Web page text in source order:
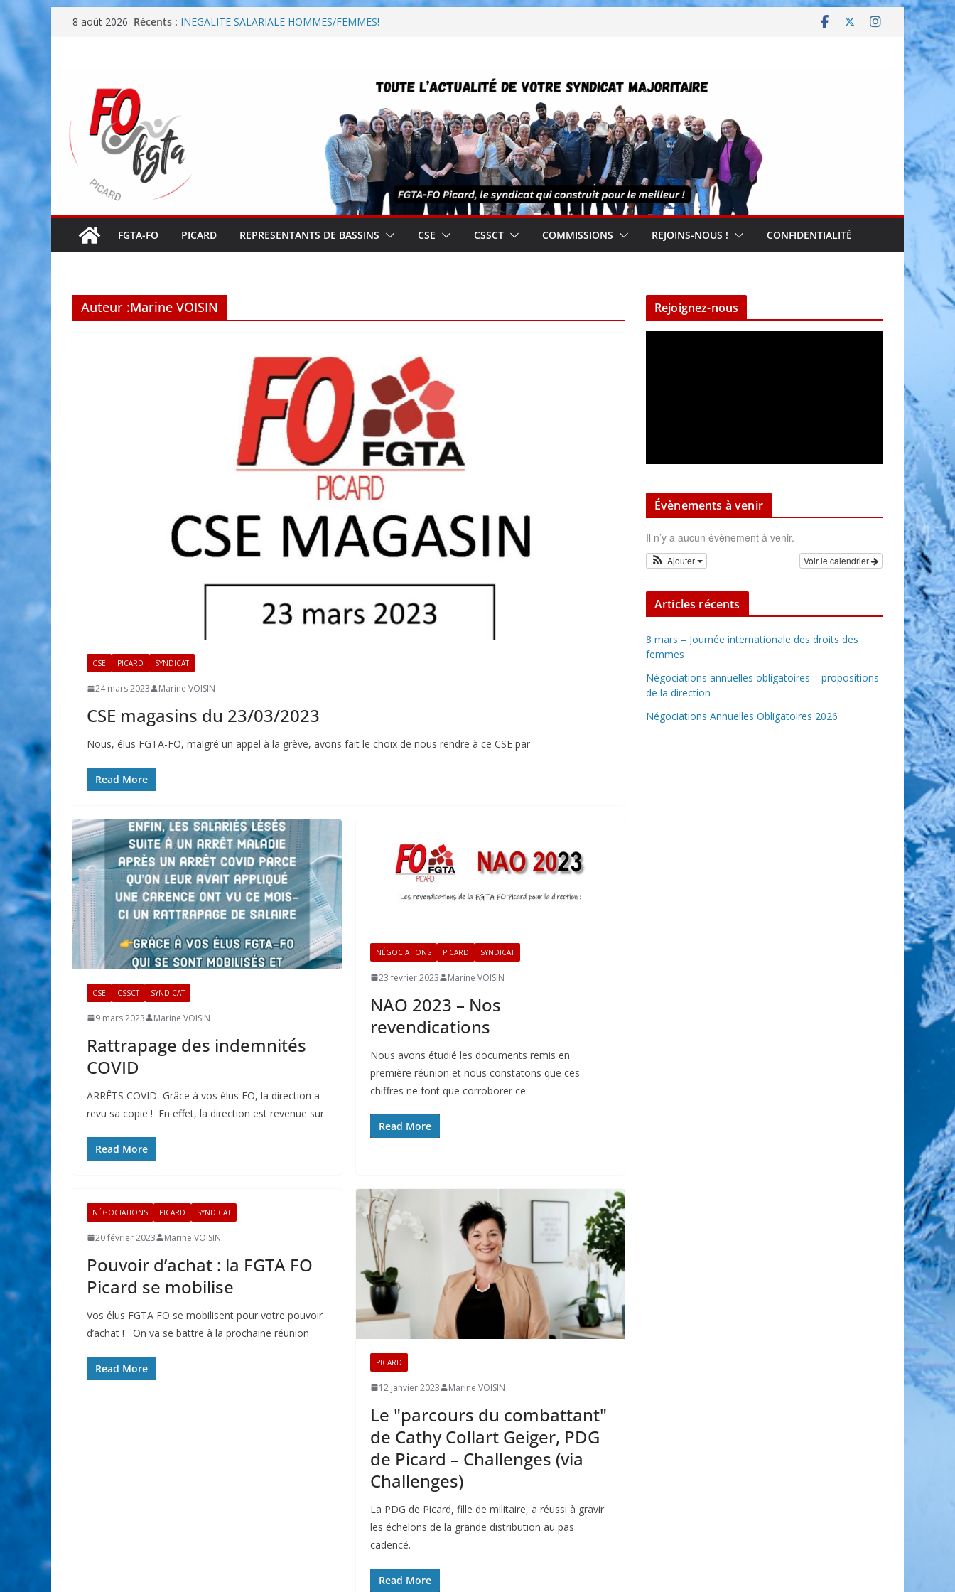
Passer8 août 2026 Récents : INEGALITE SALARIALE HOMMES/FEMMES!
FGTA-FO Picard présent sur vos réseaux préférés!
FGTA-FO PICARD REPRESENTANTS DE BASSINS CSE CSSCT COMMISSIONS REJOINS-NOUS ! CONFIDENTIALITÉ
Auteur :Marine VOISIN
CSE PICARD SYNDICAT
24 mars 2023 Marine VOISIN
CSE magasins du 23/03/2023
Nous, élus FGTA-FO, malgré un appel à la grève, avons fait le choix de nous rendre à ce CSE par
Read More
CSE CSSCT SYNDICAT
9 mars 2023 Marine VOISIN
Rattrapage des indemnités
COVID
ARRÊTS COVID Grâce à vos élus FO, la direction a
revu sa copie ! En effet, la direction est revenue sur
Read More
NÉGOCIATIONS PICARD SYNDICAT
23 février 2023 Marine VOISIN
NAO 2023 – Nos
revendications
Nous avons étudié les documents remis en
première réunion et nous constatons que ces
chiffres ne font que corroborer ce
Read More
NÉGOCIATIONS PICARD SYNDICAT
20 février 2023 Marine VOISIN
Pouvoir d’achat : la FGTA FO
Picard se mobilise
Vos élus FGTA FO se mobilisent pour votre pouvoir
d’achat ! On va se battre à la prochaine réunion
Read More PICARD
12 janvier 2023 Marine VOISIN
Le "parcours du combattant"
de Cathy Collart Geiger, PDG
de Picard – Challenges (via
Challenges)
La PDG de Picard, fille de militaire, a réussi à gravir
les échelons de la grande distribution au pas
cadencé.
Read More
Rejoignez-nous
Évènements à venir
Il n’y a aucun évènement à venir.
Voir le calendrier
Ajouter
Articles récents
8 mars – Journée internationale des droits des
femmes
Négociations annuelles obligatoires – propositions
de la direction
Négociations Annuelles Obligatoires 2026